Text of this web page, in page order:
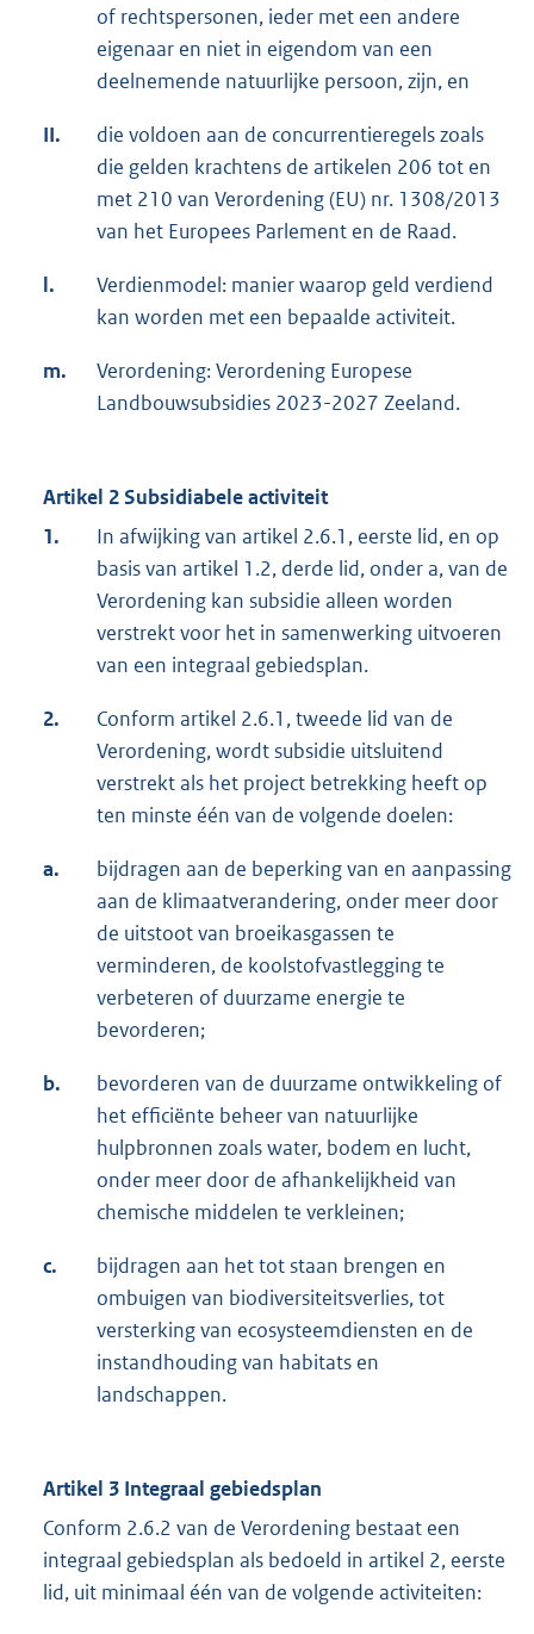
of rechtspersonen, ieder met een andere
eigenaar en niet in eigendom van een
deelnemende natuurlijke persoon, zijn, en
II.
die voldoen aan de concurrentieregels zoals
die gelden krachtens de artikelen 206 tot en
met 210 van Verordening (EU) nr. 1308/2013
van het Europees Parlement en de Raad.
l.
Verdienmodel: manier waarop geld verdiend
kan worden met een bepaalde activiteit.
m.
Verordening: Verordening Europese
Landbouwsubsidies 2023-2027 Zeeland.
Artikel 2 Subsidiabele activiteit
1.
In afwijking van artikel 2.6.1, eerste lid, en op
basis van artikel 1.2, derde lid, onder a, van de
Verordening kan subsidie alleen worden
verstrekt voor het in samenwerking uitvoeren
van een integraal gebiedsplan.
2.
Conform artikel 2.6.1, tweede lid van de
Verordening, wordt subsidie uitsluitend
verstrekt als het project betrekking heeft op
ten minste één van de volgende doelen:
a.
bijdragen aan de beperking van en aanpassing
aan de klimaatverandering, onder meer door
de uitstoot van broeikasgassen te
verminderen, de koolstofvastlegging te
verbeteren of duurzame energie te
bevorderen;
b.
bevorderen van de duurzame ontwikkeling of
het efficiënte beheer van natuurlijke
hulpbronnen zoals water, bodem en lucht,
onder meer door de afhankelijkheid van
chemische middelen te verkleinen;
c.
bijdragen aan het tot staan brengen en
ombuigen van biodiversiteitsverlies, tot
versterking van ecosysteemdiensten en de
instandhouding van habitats en
landschappen.
Artikel 3 Integraal gebiedsplan
Conform 2.6.2 van de Verordening bestaat een
integraal gebiedsplan als bedoeld in artikel 2, eerste
lid, uit minimaal één van de volgende activiteiten: